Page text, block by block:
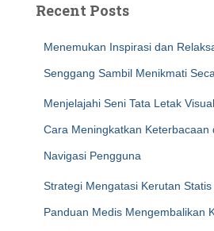
Recent Posts
Menemukan Inspirasi dan
Senggang Sambil Menikmati
Menjelajahi Seni Tata Letak
Cara Meningkatkan Keterbacaan
Navigasi Pengguna
Strategi Mengatasi Kerutan
Panduan Medis Mengembalikan